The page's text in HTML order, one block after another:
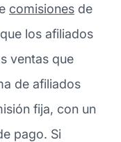
comisiones de
los afiliados
ventas que
de afiliados
fija, con un
pago. Si